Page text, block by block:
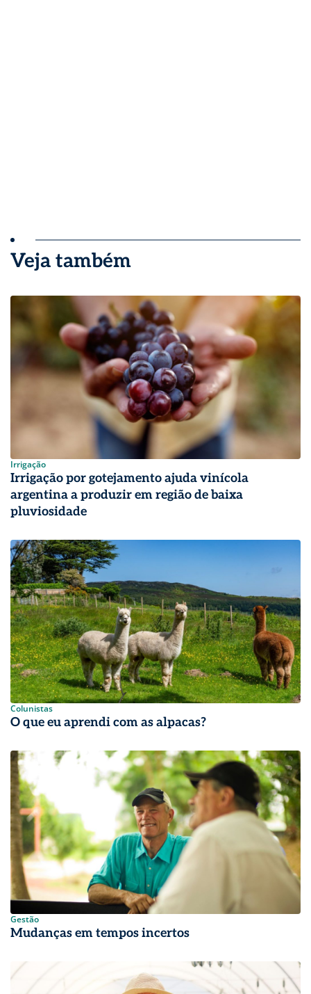
Veja também
Irrigação
Irrigação por gotejamento ajuda vinícola
argentina a produzir em região de baixa
pluviosidade
Colunistas
O que eu aprendi com as alpacas?
Gestão
Mudanças em tempos incertos